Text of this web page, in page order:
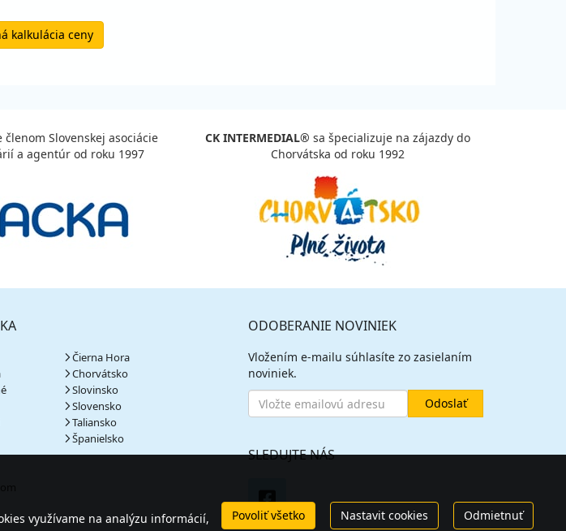
kalkulácia ceny
členom Slovenskej asociácie
a agentúr od roku 1997
CK INTERMEDIAL® sa špecializuje na zájazdy do
Chorvátska od roku 1992
Čierna Hora
Chorvátsko
Slovinsko
Slovensko
Taliansko
Španielsko
ODOBERANIE NOVINIEK
Vložením e-mailu súhlasíte zo zasielaním
noviniek.
SLEDUJTE NÁS
využívame na analýzu informácií,
Povoliť všetko Nastavit cookies Odmietnuť